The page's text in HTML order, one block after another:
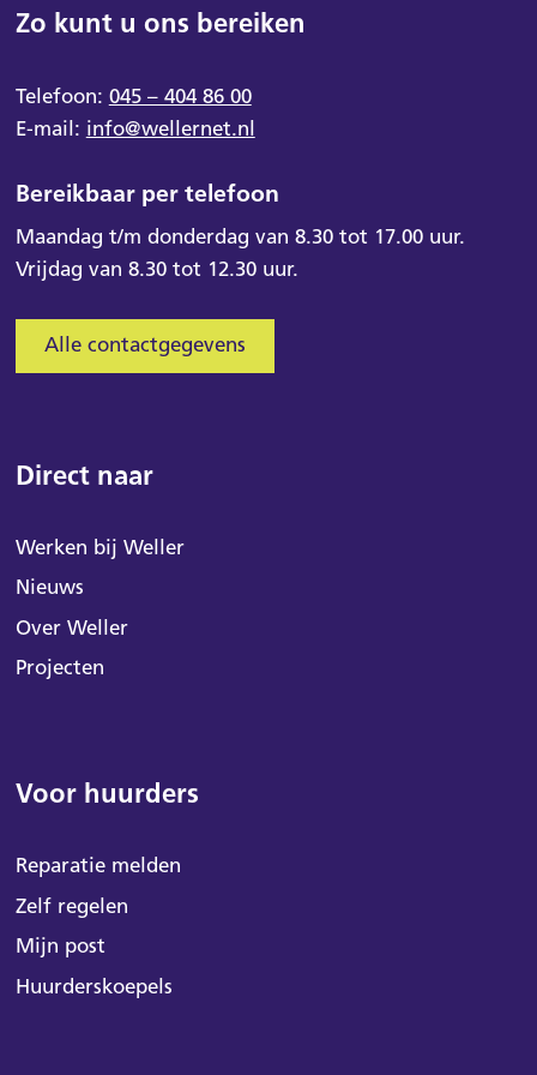
Zo kunt u ons bereiken
Telefoon: 045 – 404 86 00
E-mail: info@wellernet.nl
Bereikbaar per telefoon
Maandag t/m donderdag van 8.30 tot 17.00 uur.
Vrijdag van 8.30 tot 12.30 uur.
Alle contactgegevens
Direct naar
Werken bij Weller
Nieuws
Over Weller
Projecten
Voor huurders
Reparatie melden
Zelf regelen
Mijn post
Huurderskoepels